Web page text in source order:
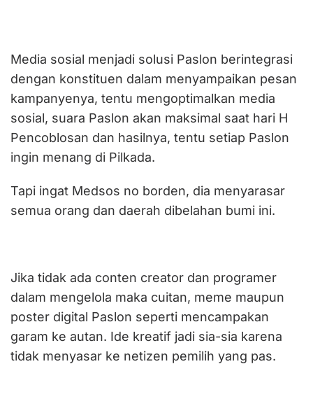
Media sosial menjadi solusi Paslon berintegrasi
dengan konstituen dalam menyampaikan pesan
kampanyenya, tentu mengoptimalkan media
sosial, suara Paslon akan maksimal saat hari H
Pencoblosan dan hasilnya, tentu setiap Paslon
ingin menang di Pilkada.
Tapi ingat Medsos no borden, dia menyarasar
semua orang dan daerah dibelahan bumi ini.
Jika tidak ada conten creator dan programer
dalam mengelola maka cuitan, meme maupun
poster digital Paslon seperti mencampakan
garam ke autan. Ide kreatif jadi sia-sia karena
tidak menyasar ke netizen pemilih yang pas.